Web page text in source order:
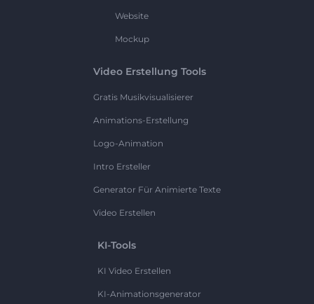
Website
Mockup
Video Erstellung Tools
Gratis Musikvisualisierer
Animations-Erstellung
Logo-Animation
Intro Ersteller
Generator Für Animierte Texte
Video Erstellen
KI-Tools
KI Video Erstellen
KI-Animationsgenerator